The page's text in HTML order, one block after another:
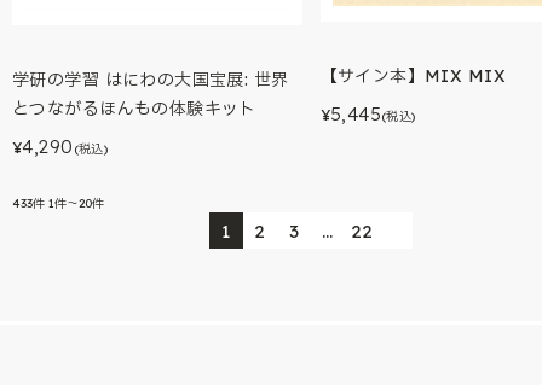
学研の学習 はにわの大国宝展: 世界
とつながるほんもの体験キット
¥4,290 (税込)
【サイン本】MIX MIX
¥5,445(税込)
433件 1件～20件
1 2 3 … 22